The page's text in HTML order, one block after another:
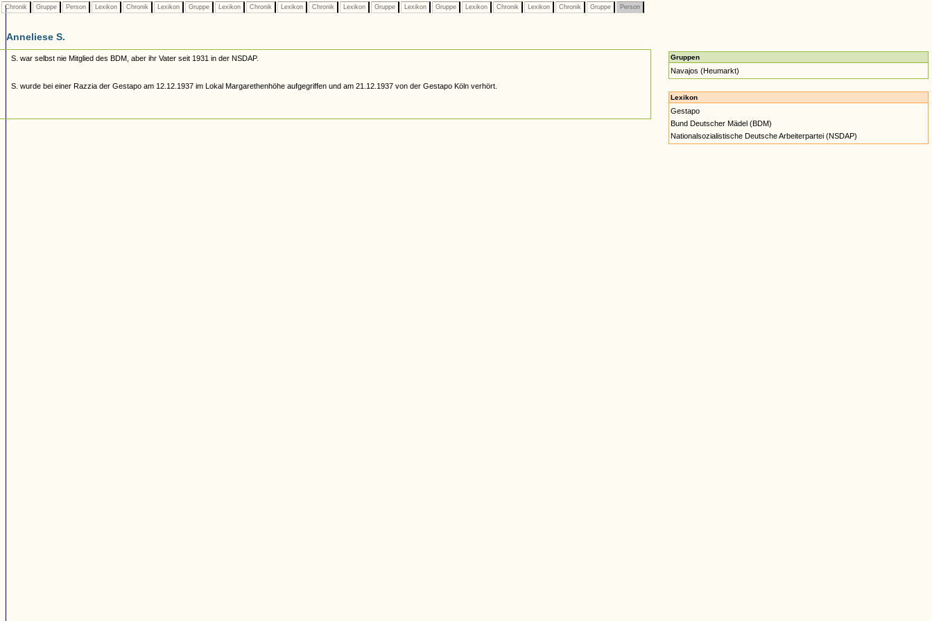
Chronik Gruppe Person Lexikon Chronik Lexikon Gruppe Lexikon Chronik Lexikon Chronik Lexikon Gruppe Lexikon Gruppe Lexikon Chronik Lexikon Chronik Gruppe Person
Anneliese S.
S. war selbst nie Mitglied des BDM, aber ihr Vater seit 1931 in der NSDAP.
S. wurde bei einer Razzia der Gestapo am 12.12.1937 im Lokal Margarethenhöhe aufgegriffen und am 21.12.1937 von der Gestapo Köln verhört.
Gruppen
Navajos (Heumarkt)
Lexikon
Gestapo
Bund Deutscher Mädel (BDM)
Nationalsozialistische Deutsche Arbeiterpartei (NSDAP)